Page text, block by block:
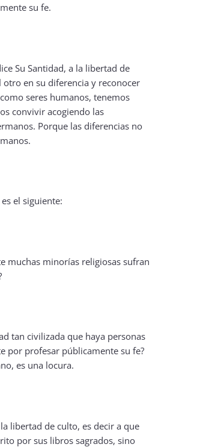
su fe.
Su Santidad, a la libertad de
en su diferencia y reconocer
seres humanos, tenemos
convivir acogiendo las
Porque las diferencias no
el siguiente:
muchas minorías religiosas sufran
tan civilizada que haya personas
por profesar públicamente su fe?
es una locura.
libertad de culto, es decir a que
por sus libros sagrados, sino